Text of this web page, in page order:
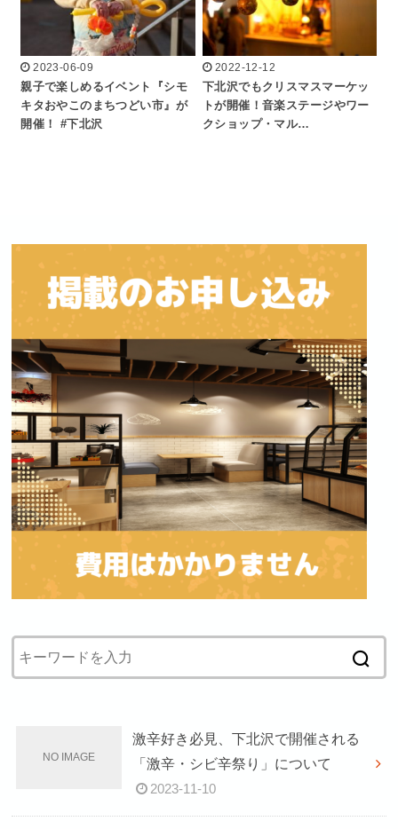
2023-06-09
親子で楽しめるイベント『シモ
キタおやこのまちつどい市』が
開催！ #下北沢
2022-12-12
下北沢でもクリスマスマーケッ
トが開催！音楽ステージやワー
クショップ・マル…
激辛好き必見、下北沢で開催される
「激辛・シビ辛祭り」について
2023-11-10